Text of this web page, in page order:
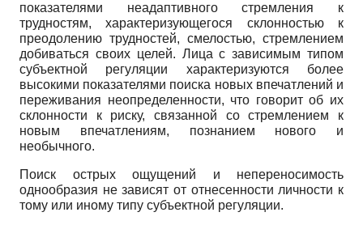
показателями не­адаптивного стремления к
трудностям, характеризующегося склонностью к
преодолению трудностей, смелостью, стремлением
добиваться своих целей. Лица с зависимым типом
субъектной регуляции характеризуются более
высокими показателями поиска новых впечатлений и
переживания неопределенности, что говорит об их
склонности к риску, связанной со стремлением к
новым впечатлениям, познанием нового и
необычного.
Поиск острых ощущений и непереносимость
однообразия не зависят от от­несенности личности к
тому или иному типу субъектной регуляции.